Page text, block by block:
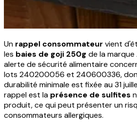
Un rappel consommateur vient
les baies de goji 250g de la marque
alerte de sécurité alimentaire
lots 240200056 et 240600336,
durabilité minimale est fixée au 31
rappel est la présence de sulfites
produit, ce qui peut présenter un
consommateurs allergiques.